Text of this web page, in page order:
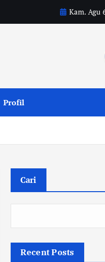
Kam. Agu
Profil
Cari
Recent Posts